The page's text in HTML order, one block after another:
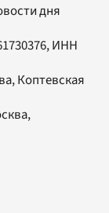
дня
ИНН
Коптевская
,